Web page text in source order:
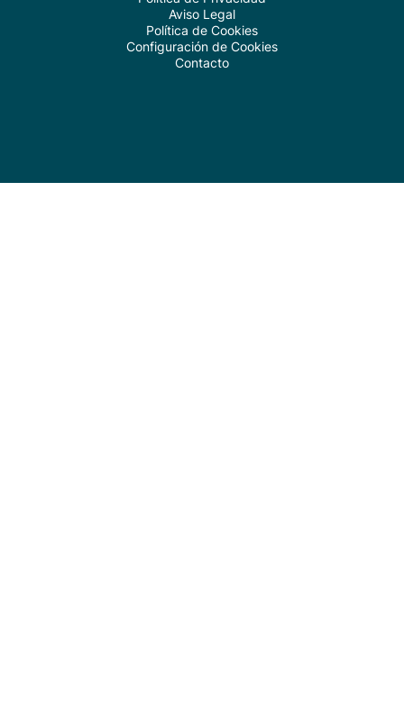
Aviso Legal
Política de Cookies
Configuración de Cookies
Contacto